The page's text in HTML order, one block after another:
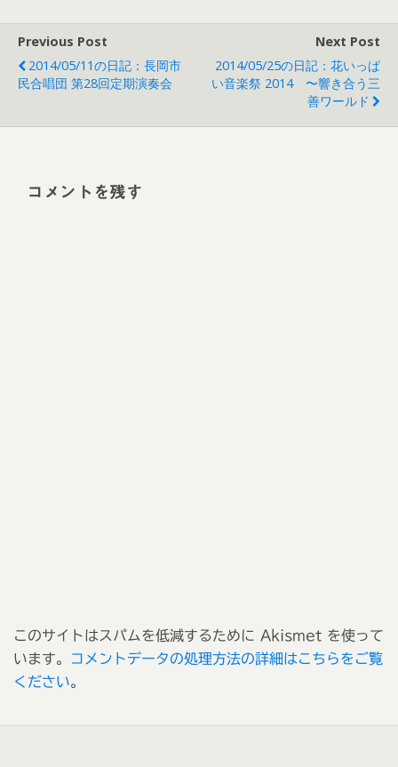
Previous Post
2014/05/11の日記：長岡市
民合唱団 第28回定期演奏会
Next Post
2014/05/25の日記：花いっぱ
い音楽祭 2014 〜響き合う三
善ワールド
コメントを残す
このサイトはスパムを低減するために Akismet を使って
います。
コメントデータの処理方法の詳細はこちらをご覧
ください。